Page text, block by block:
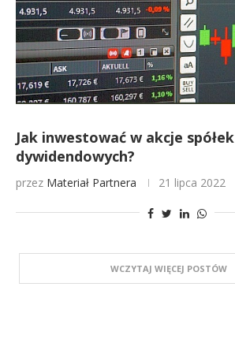
Jak inwestować w akcje spółek
dywidendowych?
przez Materiał Partnera 21 lipca 2022
WCZYTAJ WIĘCEJ POSTÓW